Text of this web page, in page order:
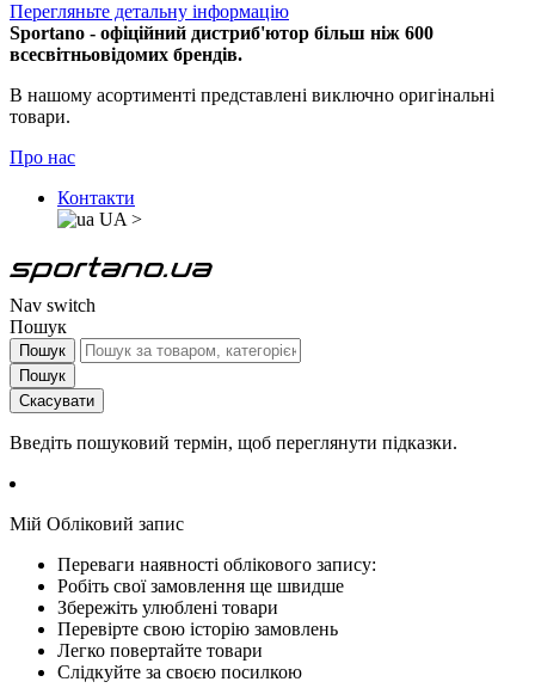
Перегляньте детальну інформацію
Sportano - офіційний дистриб'ютор більш ніж 600
всесвітньовідомих брендів.
В нашому асортименті представлені виключно оригінальні
товари.
Про нас
Контакти
UA >
Nav switch
Пошук
Пошук
Пошук
Скасувати
Введіть пошуковий термін, щоб переглянути підказки.
Мій Обліковий запис
Переваги наявності облікового запису:
Робіть свої замовлення ще швидше
Збережіть улюблені товари
Перевірте свою історію замовлень
Легко повертайте товари
Слідкуйте за своєю посилкою